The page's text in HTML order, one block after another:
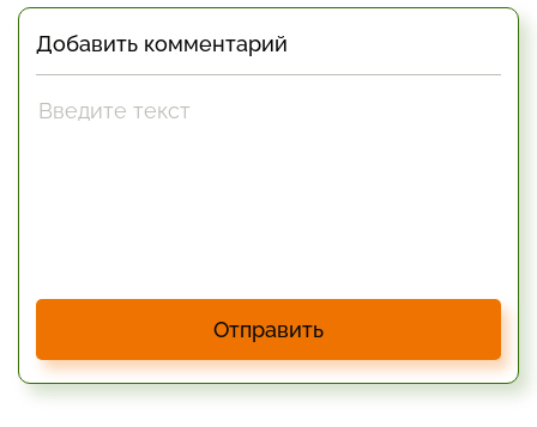
Добавить комментарий
Отправить